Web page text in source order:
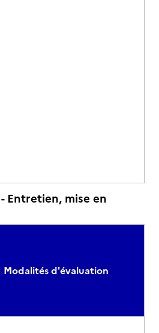
Entretien, mise en
Modalités d'évaluation